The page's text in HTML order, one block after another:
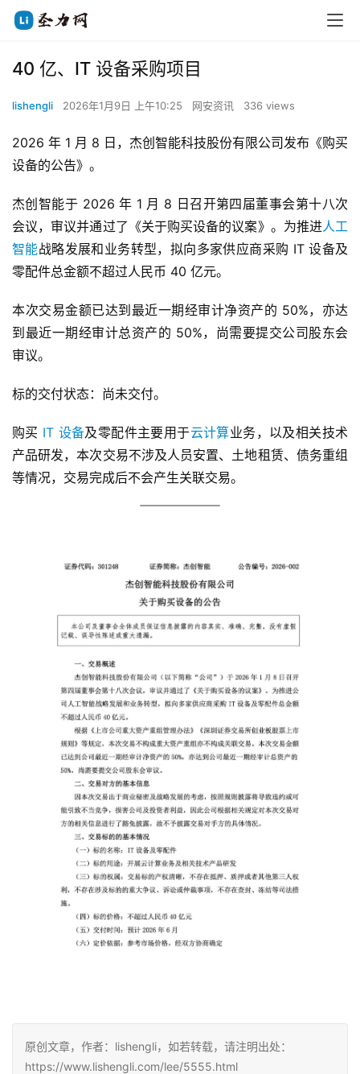
40 亿、IT 设备采购项目
lishengli 2026年1月9日 上午10:25 网安资讯 336 views
2026 年 1 月 8 日，杰创智能科技股份有限公司发布《购买
设备的公告》。
杰创智能于 2026 年 1 月 8 日召开第四届董事会第十八次
会议，审议并通过了《关于购买设备的议案》。为推进人工
智能战略发展和业务转型，拟向多家供应商采购 IT 设备及
零配件总金额不超过人民币 40 亿元。
本次交易金额已达到最近一期经审计净资产的 50%，亦达
到最近一期经审计总资产的 50%，尚需要提交公司股东会
审议。
标的交付状态：尚未交付。
购买 IT 设备及零配件主要用于云计算业务，以及相关技术
产品研发，本次交易不涉及人员安置、土地租赁、债务重组
等情况，交易完成后不会产生关联交易。
原创文章，作者：lishengli，如若转载，请注明出处：
https://www.lishengli.com/lee/5555.html